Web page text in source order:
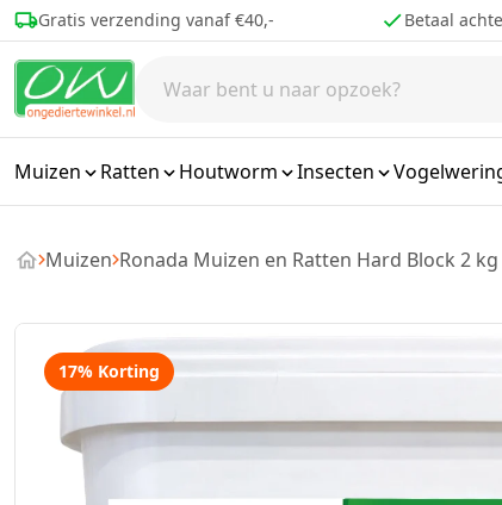
Ga naar de inhoud
Betaal achteraf Voor 16.00
Muizen Ratten Houtworm Insecten
Muizen Ronada Muizen en Ratten Hard Block 2 kg
17% Korting